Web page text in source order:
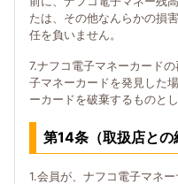
たは、その他なんらかの損
任を負いません。
7.ナフコ電子マネーカード
子マネーカードを発見した
ーカードを破棄するものとし
第14条（取扱店との
1.会員が、ナフコ電子マネ